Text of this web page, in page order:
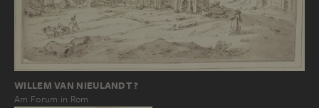
WILLEM VAN NIEULANDT ?
Am Forum in Rom